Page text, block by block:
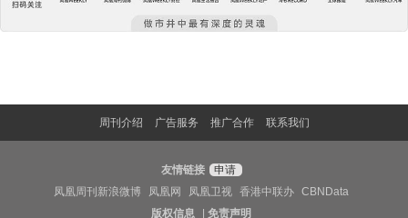
周刊介绍 广告服务 推广合作 联系我们
友情链接
申请
凤凰周刊新浪微博
凤凰网 凤凰卫视 香港中联办
CBNData
版权信息
|免责声明